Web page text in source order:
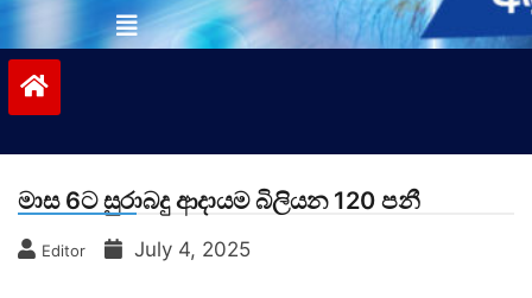
මාස 6ට සුරාබදු ආදායම බිලියන 120 පනී
Editor July 4, 2025